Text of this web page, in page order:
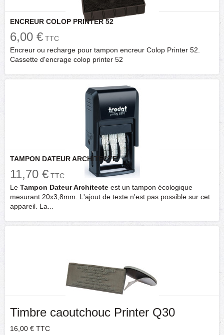
ENCREUR COLOP PRINTER 52
6,00 € TTC
Encreur ou recharge pour tampon encreur Colop Printer 52.
Cassette d'encrage colop printer 52
TAMPON DATEUR ARCHITECTE
11,70 € TTC
Le Tampon Dateur Architecte est un tampon écologique
mesurant 20x3,8mm. L'ajout de texte n'est pas possible sur cet
appareil. La...
Timbre caoutchouc Printer Q30
16,00 € TTC